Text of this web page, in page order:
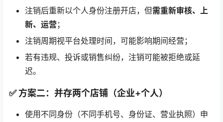
注销后重新以个人身份注册开店，但需重新审核、上
新、运营；
注销周期视平台处理时间，可能影响期间经营；
若有违规、投诉或销售纠纷，注销可能被拒绝或延
迟。
✅ 方案二：并存两个店铺（企业+个人）
使用不同身份（不同手机号、身份证、营业执照）申